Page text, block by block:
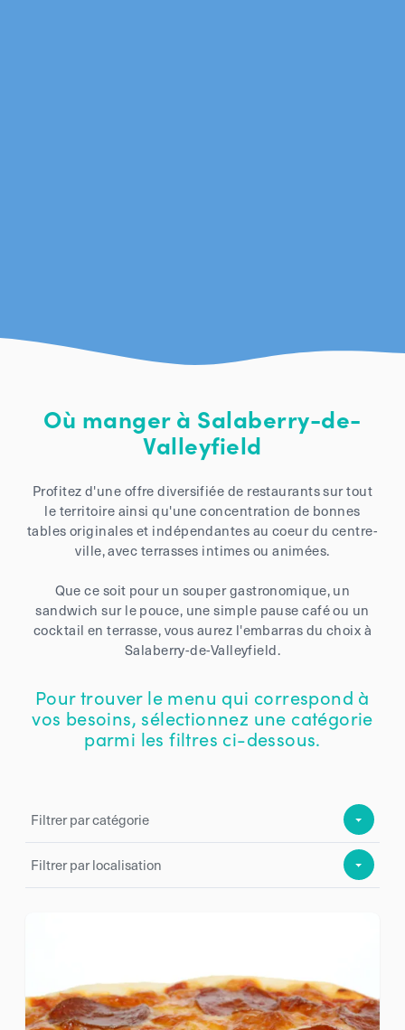
Où manger à Salaberry-de-
Valleyfield
Profitez d'une offre diversifiée de restaurants sur tout
le territoire ainsi qu'une concentration de bonnes
tables originales et indépendantes au coeur du centre-
ville, avec terrasses intimes ou animées.
Que ce soit pour un souper gastronomique, un
sandwich sur le pouce, une simple pause café ou un
cocktail en terrasse, vous aurez l'embarras du choix à
Salaberry-de-Valleyfield.
Pour trouver le menu qui correspond à
vos besoins, sélectionnez une catégorie
parmi les filtres ci-dessous.
Filtrer par catégorie
Filtrer par localisation